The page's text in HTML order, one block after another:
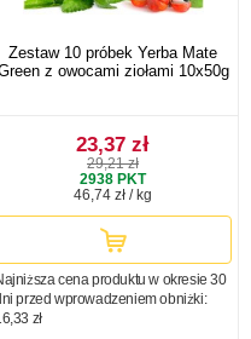
Zestaw 10 próbek Yerba Mate
z owocami ziołami 10x50g
23,37 zł
29,21 zł
2938 PKT
46,74 zł / kg
cena produktu w okresie 30
przed wprowadzeniem obniżki:
zł